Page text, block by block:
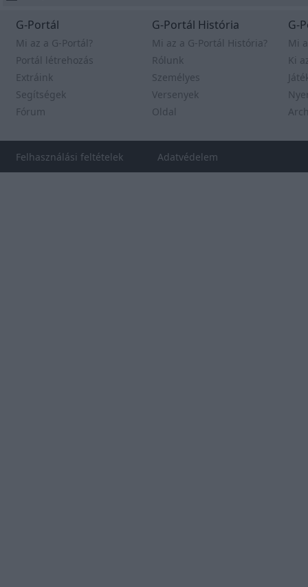
G-Portál
Mi az a G-Portál?
Portál létrehozás
Extráink
Segítségek
Fórum
G-Portál História
Mi az a G-Portál História?
Rólunk
Személyes
Versenyek
Oldal
G-
Mi
Ki
Felhasználási feltételek Adatvédelem